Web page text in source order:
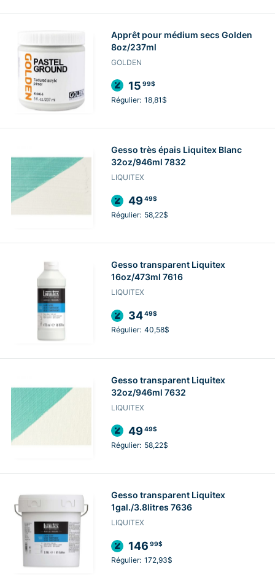
Apprêt pour médium secs Golden
8oz/237ml
GOLDEN
15 99$
Régulier: 18,81$
Gesso très épais Liquitex Blanc
32oz/946ml 7832
LIQUITEX
49 49$
Régulier: 58,22$
Gesso transparent Liquitex
16oz/473ml 7616
LIQUITEX
3449$
Régulier: 40,58$
Gesso transparent Liquitex
32oz/946ml 7632
LIQUITEX
49 49$
Régulier: 58,22$
Gesso transparent Liquitex
1gal./3.8litres 7636
LIQUITEX
146 99$
Régulier: 172,93$